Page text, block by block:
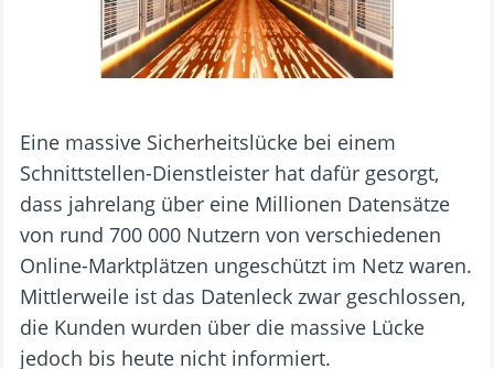
Eine massive Sicherheitslücke bei einem
Schnittstellen-Dienstleister hat dafür gesorgt,
dass jahrelang über eine Millionen Datensätze
von rund 700 000 Nutzern von verschiedenen
Online-Marktplätzen ungeschützt im Netz waren.
Mittlerweile ist das Datenleck zwar geschlossen,
die Kunden wurden über die massive Lücke
jedoch bis heute nicht informiert.